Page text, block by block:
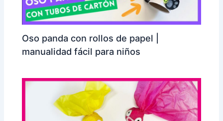
Oso panda con rollos de papel |
manualidad fácil para niños